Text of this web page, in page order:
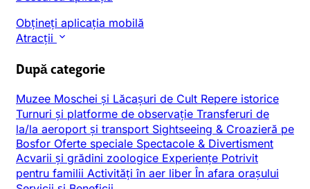
Obțineți aplicația mobilă
Atracții
După categorie
Muzee Moschei și Lăcașuri de Cult Repere istorice
Turnuri și platforme de observație Transferuri de
la/la aeroport și transport Sightseeing & Croazieră pe
Bosfor Oferte speciale Spectacole & Divertisment
Acvarii și grădini zoologice Experiențe Potrivit
pentru familii Activități în aer liberÎn afara orașului